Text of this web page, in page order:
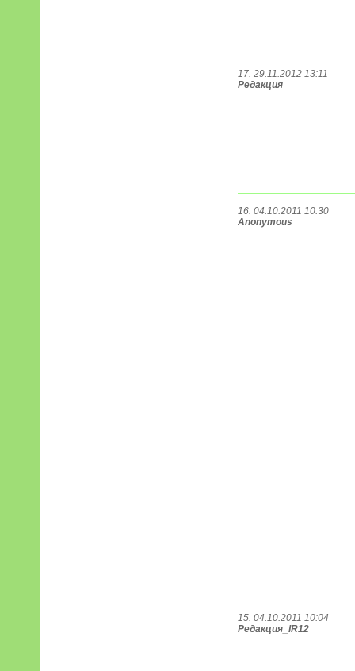
17. 29.11.2012 13:11
Редакция
16. 04.10.2011 10:30
Anonymous
15. 04.10.2011 10:04
Редакция_IR12